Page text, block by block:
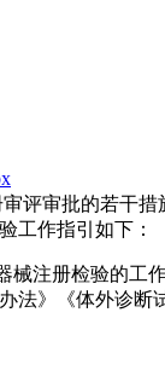
评审批的若干
工作指引如下：
械注册检验的
》《体外诊